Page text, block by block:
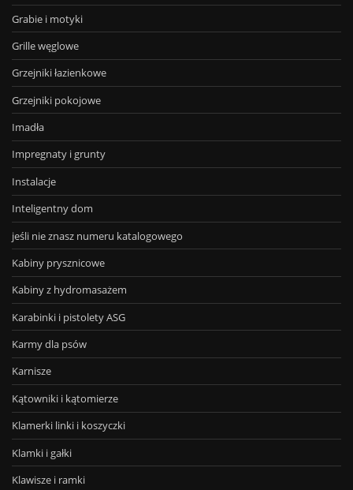
Grabie i motyki
Grille węglowe
Grzejniki łazienkowe
Grzejniki pokojowe
Imadła
Impregnaty i grunty
Instalacje
Inteligentny dom
jeśli nie znasz numeru katalogowego
Kabiny prysznicowe
Kabiny z hydromasażem
Karabinki i pistolety ASG
Karmy dla psów
Karnisze
Kątowniki i kątomierze
Klamerki linki i koszyczki
Klamki i gałki
Klawisze i ramki